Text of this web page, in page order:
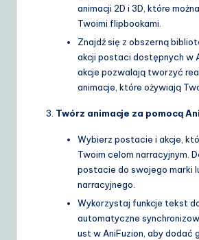
animacji 2D i 3D, które
Twoimi flipbookami.
Znajdź się z obszerną
akcji postaci dostępnych w
akcje pozwalają tworzyć
animacje, które ożywiają
Twórz animacje za pomocą
Wybierz postacie i akcje,
Twoim celom narracyjnym.
postacie do swojego marki
narracyjnego.
Wykorzystaj funkcje tekst
automatyczne
ust w AniFuzion, aby dodać